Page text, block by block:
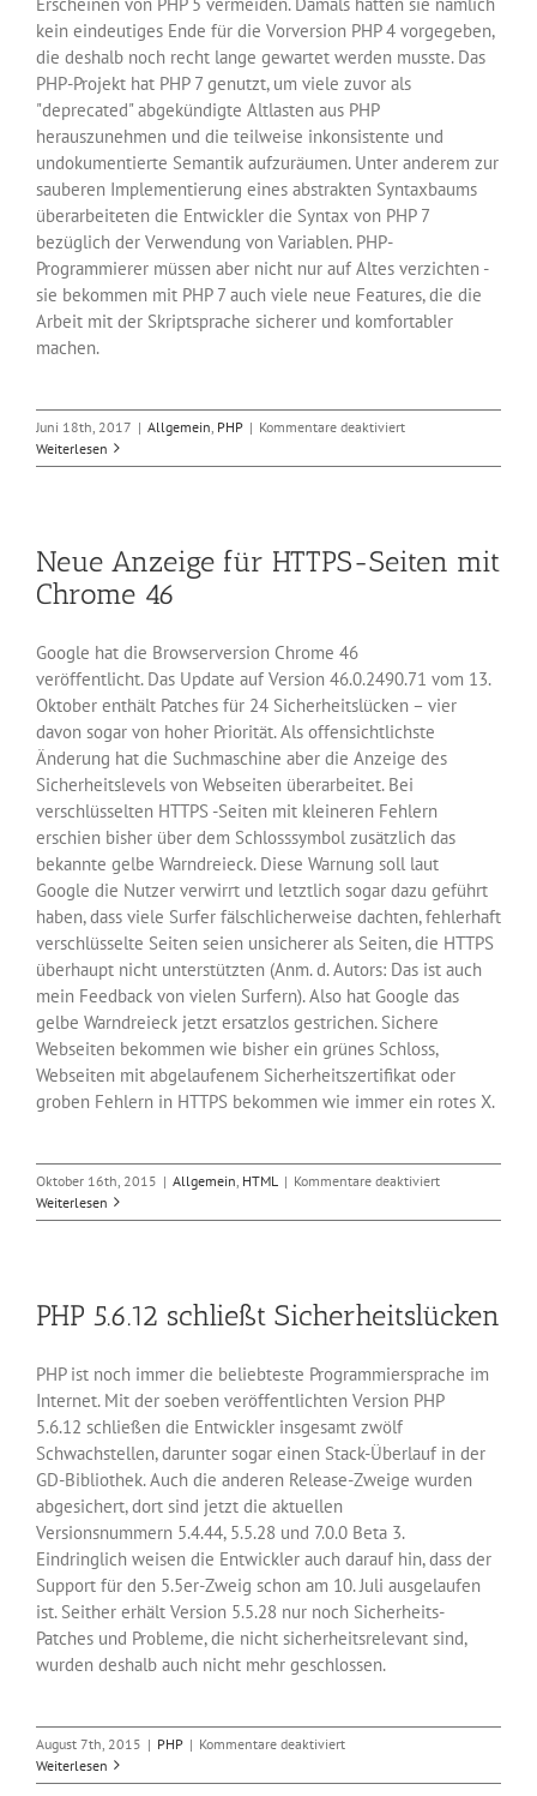
kein eindeutiges Ende für die Vorversion PHP 4 vorgegeben,
die deshalb noch recht lange gewartet werden musste. Das
PHP-Projekt hat PHP 7 genutzt, um viele zuvor als
"deprecated" abgekündigte Altlasten aus PHP
herauszunehmen und die teilweise inkonsistente und
undokumentierte Semantik aufzuräumen. Unter anderem zur
sauberen Implementierung eines abstrakten Syntaxbaums
überarbeiteten die Entwickler die Syntax von PHP 7
bezüglich der Verwendung von Variablen. PHP-
Programmierer müssen aber nicht nur auf Altes verzichten -
sie bekommen mit PHP 7 auch viele neue Features, die die
Arbeit mit der Skriptsprache sicherer und komfortabler
machen.
Juni 18th, 2017 | Allgemein PHP | Kommentare deaktiviertfür
auf
Weiterlesen
Neue Anzeige für HTTPS-Seiten mit
Chrome 46
Google hat die Browserversion Chrome 46
veröffentlicht. Das Update auf Version 46.0.2490.71 vom 13.
Oktober enthält Patches für 24 Sicherheitslücken – vier
davon sogar von hoher Priorität. Als offensichtlichste
Änderung hat die Suchmaschine aber die Anzeige des
Sicherheitslevels von Webseiten überarbeitet. Bei
verschlüsselten HTTPS -Seiten mit kleineren Fehlern
erschien bisher über dem Schlosssymbol zusätzlich das
bekannte gelbe Warndreieck. Diese Warnung soll laut
Google die Nutzer verwirrt und letztlich sogar dazu geführt
haben, dass viele Surfer fälschlicherweise dachten, fehlerhaft
verschlüsselte Seiten seien unsicherer als Seiten, die HTTPS
überhaupt nicht unterstützten (Anm. d. Autors: Das ist auch
mein Feedback von vielen Surfern). Also hat Google das
gelbe Warndreieck jetzt ersatzlos gestrichen. Sichere
Webseiten bekommen wie bisher ein grünes Schloss,
Webseiten mit abgelaufenem Sicherheitszertifikat oder
groben Fehlern in HTTPS bekommen wie immer ein rotes X.
Oktober 16th, 2015 | Allgemein HTML | Kommentare deaktiviertfür
Anzeige
mit
Chrome
Weiterlesen
PHP 5.6.12 schließt Sicherheitslücken
PHP ist noch immer die beliebteste Programmiersprache im
Internet. Mit der soeben veröffentlichten Version PHP
5.6.12 schließen die Entwickler insgesamt zwölf
Schwachstellen, darunter sogar einen Stack-Überlauf in der
GD-Bibliothek. Auch die anderen Release-Zweige wurden
abgesichert, dort sind jetzt die aktuellen
Versionsnummern 5.4.44, 5.5.28 und 7.0.0 Beta 3.
Eindringlich weisen die Entwickler auch darauf hin, dass der
Support für den 5.5er-Zweig schon am 10. Juli ausgelaufen
ist. Seither erhält Version 5.5.28 nur noch Sicherheits-
Patches und Probleme, die nicht sicherheitsrelevant sind,
wurden deshalb auch nicht mehr geschlossen.
August 7th, 2015 | PHP | Kommentare deaktiviertfür
5.6.12
Weiterlesen